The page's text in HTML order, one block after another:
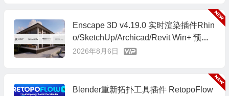
Enscape 3D v4.19.0 实时渲染插件Rhin
o/SketchUp/Archicad/Revit Win+ 预设
库
2026年8月6日
Blender重新拓扑工具插件 RetopoFlow